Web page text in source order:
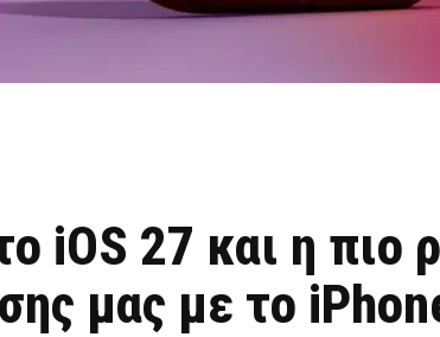
iOS 27 και η πιο
μας με το